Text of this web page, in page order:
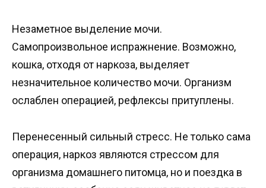
Незаметное выделение мочи.
Самопроизвольное испражнение. Возможно,
кошка, отходя от наркоза, выделяет
незначительное количество мочи. Организм
ослаблен операцией, рефлексы притуплены.
Перенесенный сильный стресс. Не только сама
операция, наркоз являются стрессом для
организма домашнего питомца, но и поездка в